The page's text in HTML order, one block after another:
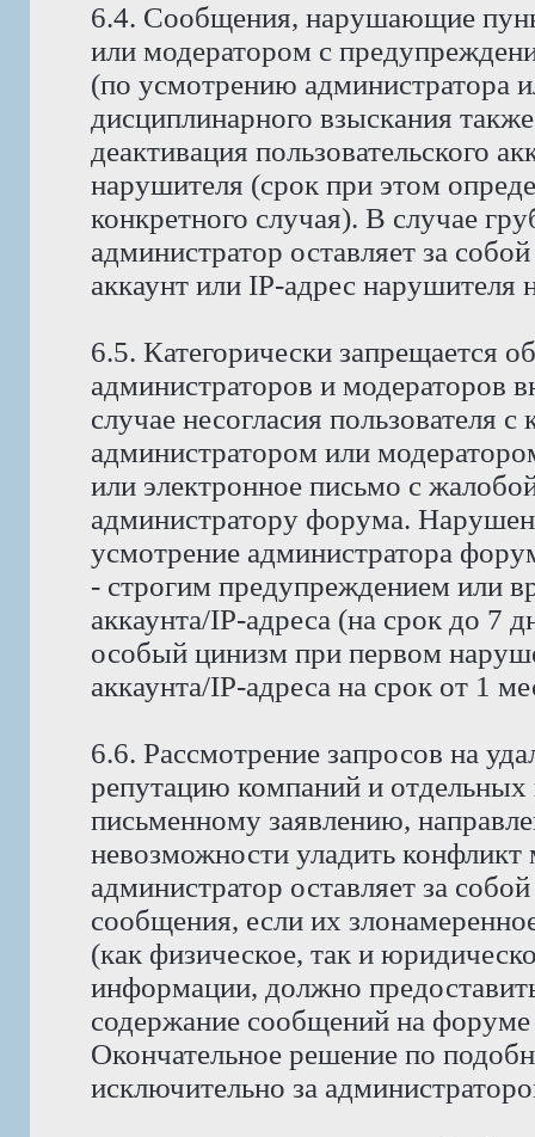
6.4. Сообщения, нарушающие
или модератором с
(по усмотрению администратора
дисциплинарного взыскания
деактивация пользовательского
нарушителя (срок при этом
конкретного случая). В случае
администратор оставляет за
аккаунт или IP-адрес нарушителя
6.5. Категорически запрещается
администраторов и модераторов
случае несогласия
администратором или
или электронное письмо с
администратору форума.
усмотрение администратора
- строгим предупреждением или
аккаунта/IP-адреса (на срок до 7
особый цинизм при первом
аккаунта/IP-адреса на срок от 1
6.6. Рассмотрение запросов на
репутацию компаний и отдельных
письменному заявлению,
невозможности уладить
администратор оставляет за
сообщения, если их
(как физическое, так и
информации, должно
содержание сообщений на форуме
Окончательное решение по
исключительно за